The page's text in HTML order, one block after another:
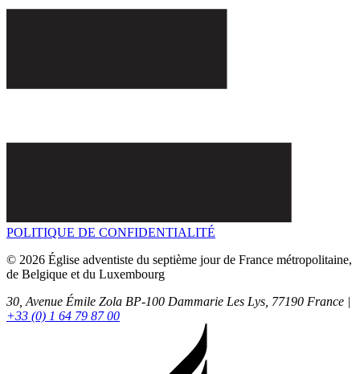
POLITIQUE DE CONFIDENTIALITÉ
© 2026 Église adventiste du septième jour de France métropolitaine,
de Belgique et du Luxembourg
30, Avenue Émile Zola BP-100 Dammarie Les Lys, 77190 France |
+33 (0) 1 64 79 87 00